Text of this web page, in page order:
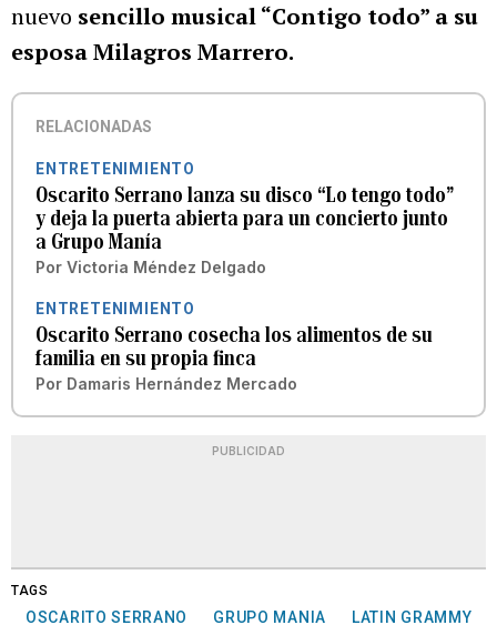
nuevo sencillo musical “Contigo todo” a su
esposa Milagros Marrero.
RELACIONADAS
ENTRETENIMIENTO
Oscarito Serrano lanza su disco “Lo tengo todo”
y deja la puerta abierta para un concierto junto
a Grupo Manía
Por Victoria Méndez Delgado
ENTRETENIMIENTO
Oscarito Serrano cosecha los alimentos de su
familia en su propia finca
Por Damaris Hernández Mercado
PUBLICIDAD
TAGS
OSCARITO SERRANO GRUPO MANIA LATIN GRAMMY